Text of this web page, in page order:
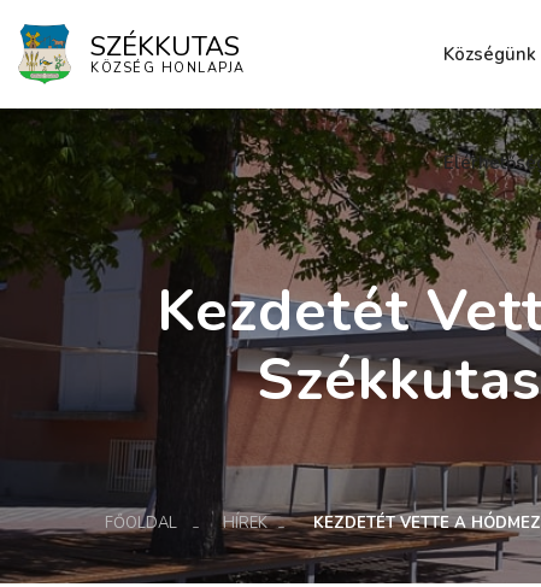
SZÉKKUTAS
KÖZSÉG HONLAPJA
Községünk
Kezdetét
FŐOLDAL HÍREK KEZDETÉT VETTE A